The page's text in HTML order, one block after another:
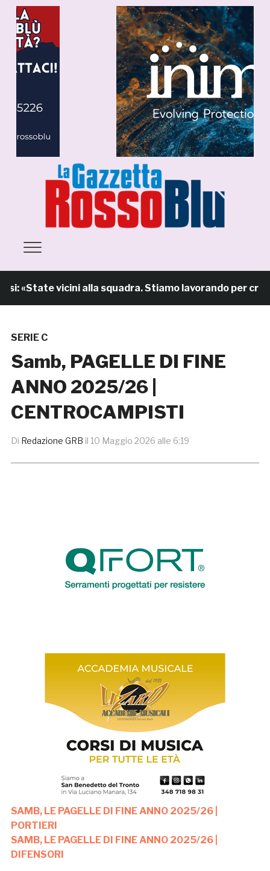
vicini alla squadra. Stiamo lavorando per
SERIE C
Samb, PAGELLE DI FINE
ANNO 2025/26 |
CENTROCAMPISTI
Di Redazione GRB il 10 Maggio 2026 alle 6:19
SAMB, LE PAGELLE DI FINE ANNO 2025/26 |
PORTIERI
SAMB, LE PAGELLE DI FINE ANNO 2025/26 |
DIFENSORI